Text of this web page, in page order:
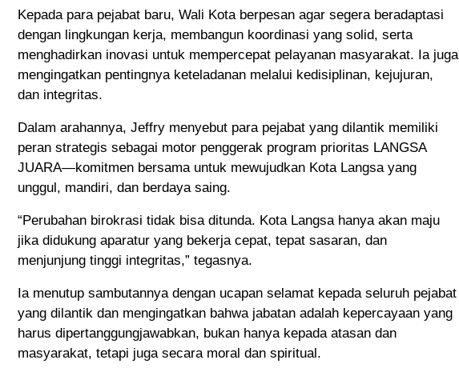
Kepada para pejabat baru, Wali Kota berpesan agar segera beradaptasi
dengan lingkungan kerja, membangun koordinasi yang solid, serta
menghadirkan inovasi untuk mempercepat pelayanan masyarakat. Ia juga
mengingatkan pentingnya keteladanan melalui kedisiplinan, kejujuran,
dan integritas.
Dalam arahannya, Jeffry menyebut para pejabat yang dilantik memiliki
peran strategis sebagai motor penggerak program prioritas LANGSA
JUARA—komitmen bersama untuk mewujudkan Kota Langsa yang
unggul, mandiri, dan berdaya saing.
“Perubahan birokrasi tidak bisa ditunda. Kota Langsa hanya akan maju
jika didukung aparatur yang bekerja cepat, tepat sasaran, dan
menjunjung tinggi integritas,” tegasnya.
Ia menutup sambutannya dengan ucapan selamat kepada seluruh pejabat
yang dilantik dan mengingatkan bahwa jabatan adalah kepercayaan yang
harus dipertanggungjawabkan, bukan hanya kepada atasan dan
masyarakat, tetapi juga secara moral dan spiritual.